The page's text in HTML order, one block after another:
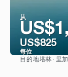
从
US$825
每位
目的地塔林 · 里